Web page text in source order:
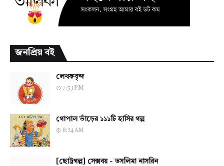
জনপ্রিয় বই
লেখকবৃন্দ
7:53 PM
গোপাল ভাঁড়ের ১১১টি হাসির গল্প
8:24 AM
[ছোট্টগল্প] সেক্সবয় - তসলিমা নাসরিন